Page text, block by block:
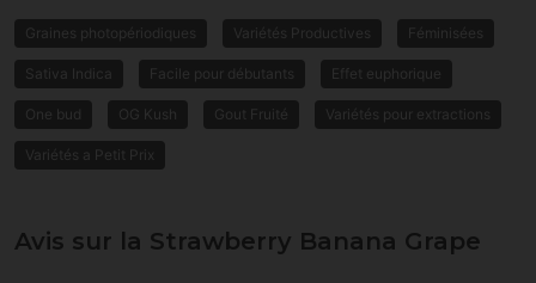
Graines photopériodiques Variétés Productives Féminisées
Sativa Indica Facile pour débutants Effet euphorique
One bud OG Kush Gout Fruité Variétés pour extractions
Variétés a Petit Prix
Avis sur la Strawberry Banana Grape